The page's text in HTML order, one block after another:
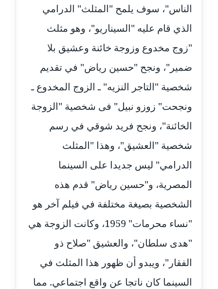
مدونة رانيا ثروت
عاملة
عاملة
عاملة
مدونة رشا السعدي
عاملة
مدونة رشا شمس الدين
عاملة
مدونة رشا كمال
مدونة رشا ماهر
مدونة رشيد سبابو
عاملة
الناس"، سوف يلمح "المثلث" الدرامي
الذي قام عليه "السيناريو"، وهو مثلث
"زوج مخدوع وزوجة خائنة وعشيق بلا
ضمير"، ونجح "حسين رياض" في تقديم
شخصية "التاجر النزيه" ـ الزوج المخدوع ـ
ونجحت" زوزو نبيل" فى شخصية "الزوجة
الخائنة"، ونجح فريد شوقي في رسم
شخصية "العشيق"، وهذا "المثلث
الدرامي" ليس جديدا على السينما
المصرية، و"حسين رياض" قدم هذه
الشخصية بصيغة مختلفة في فيلم آخر هو
"نساء محرمات" 1959، وكانت الزوجة هي
"هدى سلطان"، والعشيق "صلاح ذو
الفقار"، ويبدو أن ظهور هذا المثلث في
السينما كان ناتجا عن واقع اجتماعي. مما